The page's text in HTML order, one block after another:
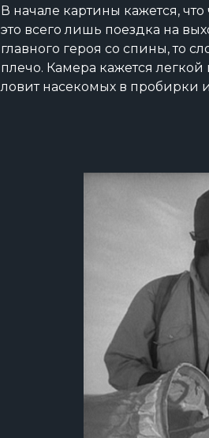
В начале картины кажется,
это всего лишь поездка на
главного героя со спины, то
плечо. Камера кажется
ловит насекомых в пробирки